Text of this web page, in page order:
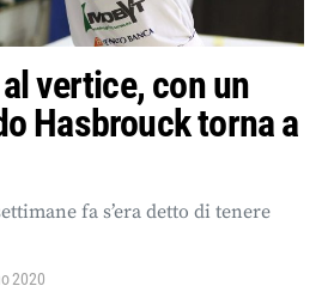
vertice, con un
Hasbrouck torna a
fa s’era detto di tenere
2020